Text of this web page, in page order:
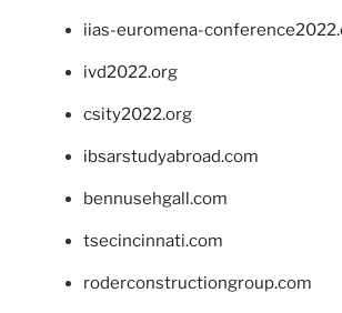
iias-euromena-
ivd2022.org
csity2022.org
ibsarstudyabroad.com
bennusehgall.com
tsecincinnati.com
roderconstructiongroup.com